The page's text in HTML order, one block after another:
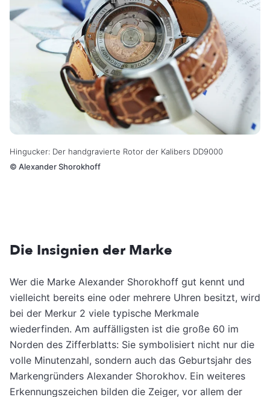
Hingucker: Der handgravierte Rotor der Kalibers DD9000
© Alexander Shorokhoff
Die Insignien der Marke
Wer die Marke Alexander Shorokhoff gut kennt und
vielleicht bereits eine oder mehrere Uhren besitzt, wird
bei der Merkur 2 viele typische Merkmale
wiederfinden. Am auffälligsten ist die große 60 im
Norden des Zifferblatts: Sie symbolisiert nicht nur die
volle Minutenzahl, sondern auch das Geburtsjahr des
Markengründers Alexander Shorokhov. Ein weiteres
Erkennungszeichen bilden die Zeiger, vor allem der